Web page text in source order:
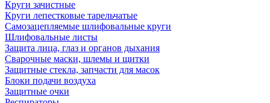
Круги зачистные
Круги лепестковые тарельчатые
Самозацепляемые шлифовальные круги
Шлифовальные листы
Защита лица, глаз и органов дыхания
Сварочные маски, шлемы и щитки
Защитные стекла, запчасти для масок
Блоки подачи воздуха
Защитные очки